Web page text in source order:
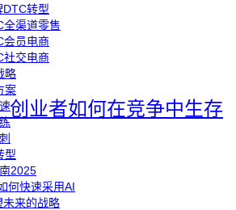
DTC转型
全渠道零售
会员电商
社交电商
略
案
型
2025
何快速采用AI
未来的战略
创业者如何在竞争中生存